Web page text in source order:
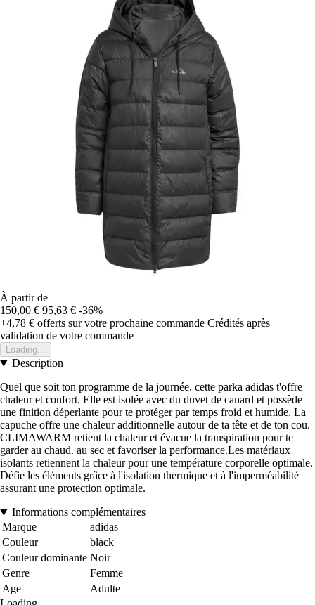
À partir de
150,00 € 95,63 € -36%
+4,78 € offerts sur votre prochaine commande Crédités après
validation de votre commande
Loading...
Description
Quel que soit ton programme de la journée. cette parka adidas t'offre
chaleur et confort. Elle est isolée avec du duvet de canard et possède
une finition déperlante pour te protéger par temps froid et humide. La
capuche offre une chaleur additionnelle autour de ta tête et de ton cou.
CLIMAWARM retient la chaleur et évacue la transpiration pour te
garder au chaud. au sec et favoriser la performance.Les matériaux
isolants retiennent la chaleur pour une température corporelle optimale.
Défie les éléments grâce à l'isolation thermique et à l'imperméabilité
assurant une protection optimale.
Informations complémentaires
Marque
adidas
Couleur
black
Couleur dominante Noir
Genre
Femme
Age
Adulte